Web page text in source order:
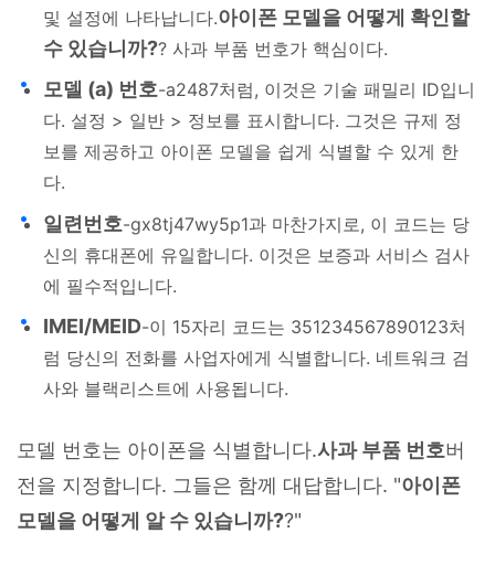
및 설정에 나타납니다.아이폰 모델을 어떻게 확인할
수 있습니까?? 사과 부품 번호가 핵심이다.
모델 (a) 번호-a2487처럼, 이것은 기술 패밀리 ID입니
다. 설정 > 일반 > 정보를 표시합니다. 그것은 규제 정
보를 제공하고 아이폰 모델을 쉽게 식별할 수 있게 한
다.
일련번호-gx8tj47wy5p1과 마찬가지로, 이 코드는 당
신의 휴대폰에 유일합니다. 이것은 보증과 서비스 검사
에 필수적입니다.
IMEI/MEID-이 15자리 코드는 351234567890123처
럼 당신의 전화를 사업자에게 식별합니다. 네트워크 검
사와 블랙리스트에 사용됩니다.
모델 번호는 아이폰을 식별합니다.사과 부품 번호버
전을 지정합니다. 그들은 함께 대답합니다. "아이폰
모델을 어떻게 알 수 있습니까??"